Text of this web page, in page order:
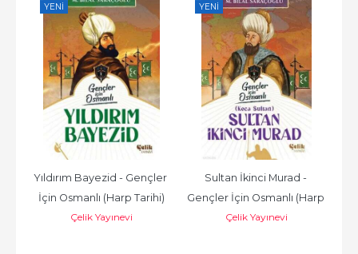
YENI
Yıldırım Bayezid - Gençler
İçin Osmanlı (Harp Tarihi)
Çelik Yayınevi
YENI
Sultan İkinci Murad -
Gençler İçin Osmanlı (Harp
Tarihi)
Çelik Yayınevi